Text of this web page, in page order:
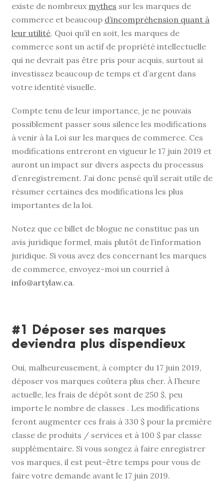
existe de nombreux mythes sur les marques de
commerce et beaucoup d’incompréhension quant à
leur utilité. Quoi qu’il en soit, les marques de
commerce sont un actif de propriété intellectuelle
qui ne devrait pas être pris pour acquis, surtout si
investissez beaucoup de temps et d’argent dans
votre identité visuelle.
Compte tenu de leur importance, je ne pouvais
possiblement passer sous silence les modifications
à venir à la Loi sur les marques de commerce. Ces
modifications entreront en vigueur le 17 juin 2019 et
auront un impact sur divers aspects du processus
d’enregistrement. J’ai donc pensé qu’il serait utile de
résumer certaines des modifications les plus
importantes de la loi.
Notez que ce billet de blogue ne constitue pas un
avis juridique formel, mais plutôt de l’information
juridique. Si vous avez des concernant les marques
de commerce, envoyez-moi un courriel à
info@artylaw.ca.
#1 Déposer ses marques
deviendra plus dispendieux
Oui, malheureusement, à compter du 17 juin 2019,
déposer vos marques coûtera plus cher. À l’heure
actuelle, les frais de dépôt sont de 250 $, peu
importe le nombre de classes . Les modifications
feront augmenter ces frais à 330 $ pour la première
classe de produits / services et à 100 $ par classe
supplémentaire. Si vous songez à faire enregistrer
vos marques, il est peut-être temps pour vous de
faire votre demande avant le 17 juin 2019.